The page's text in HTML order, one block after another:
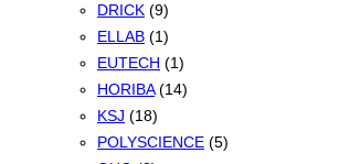
DRICK (9)
ELLAB (1)
EUTECH (1)
HORIBA (14)
KSJ (18)
POLYSCIENCE (5)